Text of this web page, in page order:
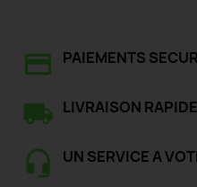
PAIEMENTS
LIVRAISON
UN SERVICE A